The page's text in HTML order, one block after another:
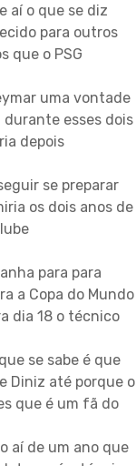
aí o que se diz
para outros
que o PSG
uma vontade
esses dois
depois
se preparar
os dois anos de
para para
a Copa do Mundo
dia 18 o técnico
se sabe é que
Diniz até porque o
que é um fã do
aí de um ano que